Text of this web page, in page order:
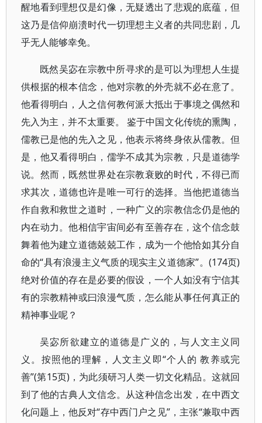
醒地看到理想仅是幻像，无疑透出了悲观的底蕴，但
这乃是信仰崩溃时代一切理想主义者的共同悲剧，几
乎无人能够幸免。
既然吴宓在宗教中所寻求的是可以为理想人生提
供根据的根本信念，他对宗教的外壳就不必在意了。
他看得明白，人之信何教何派大抵出于事境之偶然和
先入为主，并不太重要。 鉴于中国文化传统的熏陶，
儒教已是他的先入之见，他表示将终身依从儒教。但
是，他又看得明白，儒学不成其为宗教，只是道德学
说。然而，既然世界处在宗教衰败的时代，不得已而
求其次，道德也许是唯一可行的选择。当他把道德当
作自救和救世之道时，一种广义的宗教信念仍是他的
内在动力。他相信宇宙间必有至善存在，这个信念鼓
舞着他为建立道德兢兢工作，成为一个他恰如其分自
命的“具有浪漫主义气质的现实主义道德家”。(174页)
绝对价值的存在是必要的假设，一个人如没有宁信其
有的宗教精神或曰浪漫气质，怎么能从事任何真正的
精神事业呢？
吴宓所欲建立的道德是广义的，与人文主义同
义。按照他的理解，人文主义即“个人的 教养或完
善”(第15页)，为此须研习人类一切文化精品。这就回
到了他的古典人文信念。从这种信念出发，在中西文
化问题上，他反对“存中西门户之见”，主张“兼取中西